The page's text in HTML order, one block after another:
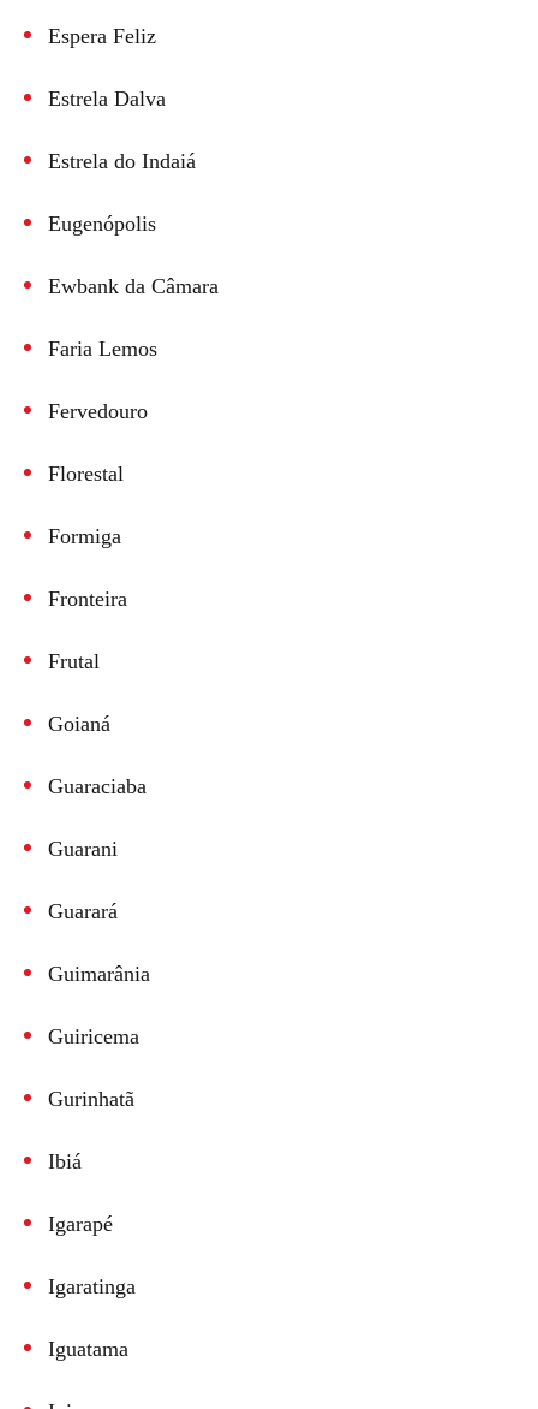
Espera Feliz
Estrela Dalva
Estrela do Indaiá
Eugenópolis
Ewbank da Câmara
Faria Lemos
Fervedouro
Florestal
Formiga
Fronteira
Frutal
Goianá
Guaraciaba
Guarani
Guarará
Guimarânia
Guiricema
Gurinhatã
Ibiá
Igarapé
Igaratinga
Iguatama